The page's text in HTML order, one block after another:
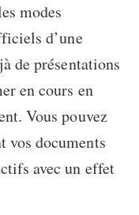
modes
d’une
de présentations
en cours en
Vous pouvez
vos documents
avec un effet